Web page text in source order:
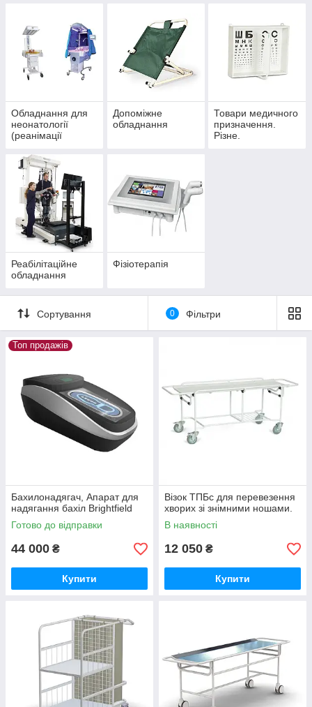
Обладнання для
неонатології
(реанімації
Допоміжне
обладнання
Товари медичного
призначення.
Різне.
Реабілітаційне
обладнання
Фізіотерапія
Сортування 0 Фільтри
Топ продажів
Бахилонадягач, Апарат для
надягання бахіл Brightfield
Готово до відправки
44 000 ₴
Купити
Візок ТПБс для перевезення
хворих зі знімними ношами.
В наявності
12 050 ₴
Купити